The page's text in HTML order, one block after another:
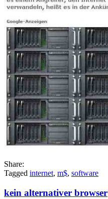
Share:
Tagged internet, m$, software
kein alternativer browser